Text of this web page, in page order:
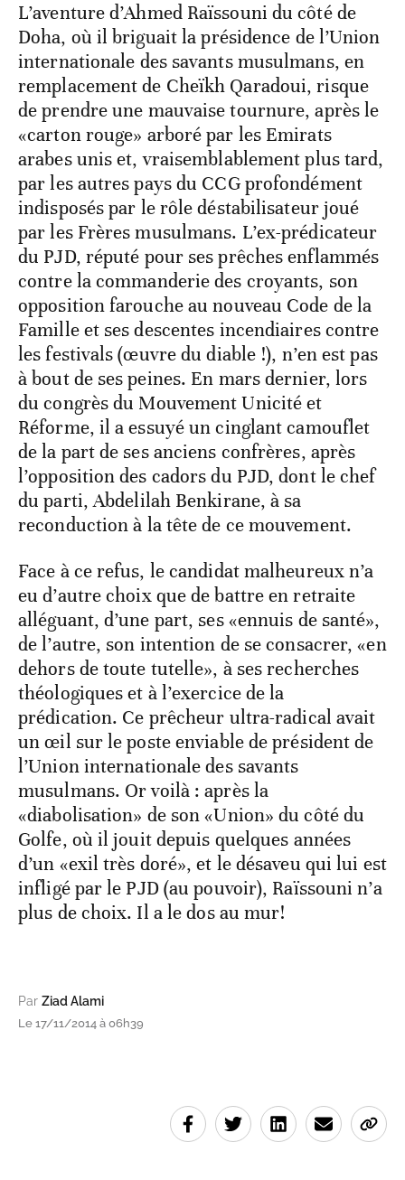
L’aventure d’Ahmed Raïssouni du côté de
Doha, où il briguait la présidence de l’Union
internationale des savants musulmans, en
remplacement de Cheïkh Qaradoui, risque
de prendre une mauvaise tournure, après le
«carton rouge» arboré par les Emirats
arabes unis et, vraisemblablement plus tard,
par les autres pays du CCG profondément
indisposés par le rôle déstabilisateur joué
par les Frères musulmans. L’ex-prédicateur
du PJD, réputé pour ses prêches enflammés
contre la commanderie des croyants, son
opposition farouche au nouveau Code de la
Famille et ses descentes incendiaires contre
les festivals (œuvre du diable !), n’en est pas
à bout de ses peines. En mars dernier, lors
du congrès du Mouvement Unicité et
Réforme, il a essuyé un cinglant camouflet
de la part de ses anciens confrères, après
l’opposition des cadors du PJD, dont le chef
du parti, Abdelilah Benkirane, à sa
reconduction à la tête de ce mouvement.
Face à ce refus, le candidat malheureux n’a
eu d’autre choix que de battre en retraite
alléguant, d’une part, ses «ennuis de santé»,
de l’autre, son intention de se consacrer, «en
dehors de toute tutelle», à ses recherches
théologiques et à l’exercice de la
prédication. Ce prêcheur ultra-radical avait
un œil sur le poste enviable de président de
l’Union internationale des savants
musulmans. Or voilà : après la
«diabolisation» de son «Union» du côté du
Golfe, où il jouit depuis quelques années
d’un «exil très doré», et le désaveu qui lui est
infligé par le PJD (au pouvoir), Raïssouni n’a
plus de choix. Il a le dos au mur!
Par Ziad Alami
Le 17/11/2014 à 06h39